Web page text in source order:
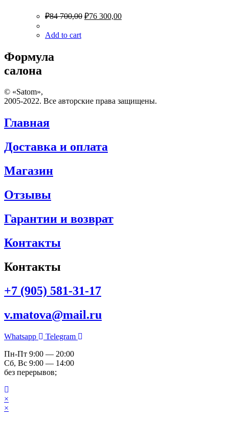
₽84 700,00 ₽76 300,00
Add to cart
Формула
салона
© «Satom»,
2005-2022. Все авторские права защищены.
Главная
Доставка и оплата
Магазин
Отзывы
Гарантии и возврат
Контакты
Контакты
+7 (905) 581-31-17
v.matova@mail.ru
Whatsapp
Telegram
Пн-Пт 9:00 — 20:00
Сб, Вс 9:00 — 14:00
без перерывов;
×
×